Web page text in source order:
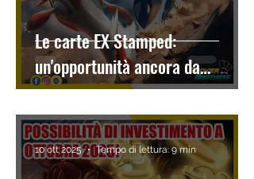
Le carte EX Stamped:
un'opportunità ancora da
cogliere?
10 ott 2025 Tempo di lettura: 9 min